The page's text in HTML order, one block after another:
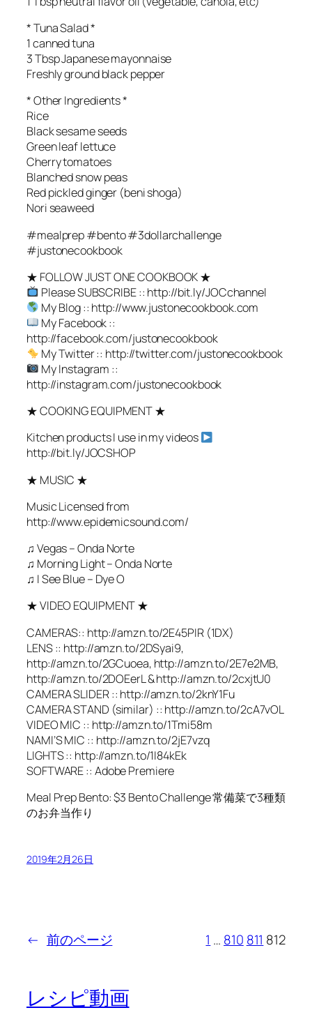
* Tuna Salad *
1 canned tuna
3 Tbsp Japanese mayonnaise
Freshly ground black pepper
* Other Ingredients *
Rice
Black sesame seeds
Green leaf lettuce
Cherry tomatoes
Blanched snow peas
Red pickled ginger (beni shoga)
Nori seaweed
#mealprep #bento #3dollarchallenge
#justonecookbook
★ FOLLOW JUST ONE COOKBOOK ★
Please SUBSCRIBE :: http://bit.ly/JOCchannel
My Blog :: http://www.justonecookbook.com
My Facebook ::
http://facebook.com/justonecookbook
My Twitter :: http://twitter.com/justonecookbook
My Instagram ::
http://instagram.com/justonecookbook
★ COOKING EQUIPMENT ★
Kitchen products I use in my videos
http://bit.ly/JOCSHOP
★ MUSIC ★
Music Licensed from
http://www.epidemicsound.com/
♫ Vegas – Onda Norte
♫ Morning Light – Onda Norte
♫ I See Blue – Dye O
★ VIDEO EQUIPMENT ★
CAMERAS:: http://amzn.to/2E45PIR (1DX)
LENS :: http://amzn.to/2DSyai9,
http://amzn.to/2GCuoea, http://amzn.to/2E7e2MB,
http://amzn.to/2DOEerL & http://amzn.to/2cxjtU0
CAMERA SLIDER :: http://amzn.to/2knY1Fu
CAMERA STAND (similar) :: http://amzn.to/2cA7vOL
VIDEO MIC :: http://amzn.to/1Tmi58m
NAMI’S MIC :: http://amzn.to/2jE7vzq
LIGHTS :: http://amzn.to/1I84kEk
SOFTWARE :: Adobe Premiere
Meal Prep Bento: $3 Bento Challenge 常備菜で3種類
のお弁当作り
2019年2月26日
← 前のページ 1 … 810 811 812
レシピ動画